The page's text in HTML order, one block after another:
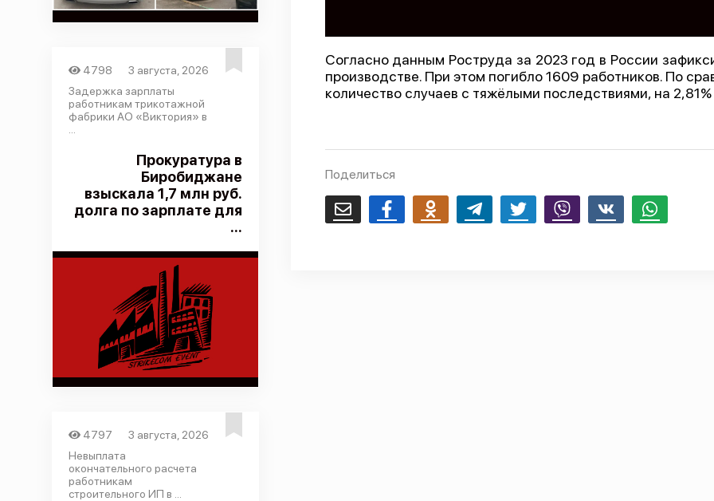
4798
3 августа, 2026
Задержка зарплаты
работникам трикотажной
фабрики АО «Виктория» в
Прокуратура в
Биробиджане
взыскала 1,7 млн руб.
долга по зарплате для
...
4797
3 августа, 2026
Невыплата
окончательного расчета
работникам
строительного ИП в ...
Согласно данным Роструда за 2023 год в России
производстве. При этом погибло 1609 работников. По
количество случаев с тяжёлыми последствиями, на
Поделиться
Email FacebookOdnoklassnikiTelegram Twitter Viber Whatsapp